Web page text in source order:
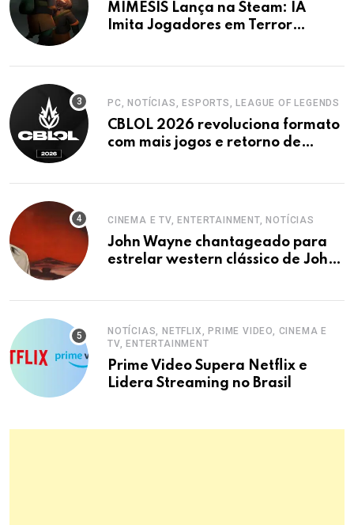
MIMESIS Lança na Steam: IA
Imita Jogadores em Terror
PC, NOTÍCIAS, ESPORTS, LEAGUE OF LEGENDS
CBLOL 2026 revoluciona formato
com mais jogos e retorno de
CINEMA E TV, ENTERTAINMENT, NOTÍCIAS
John Wayne chantageado para
estrelar western clássico de John
NOTÍCIAS, NETFLIX, PRIME VIDEO, CINEMA E
TV, ENTERTAINMENT
Prime Video Supera Netflix e
Lidera Streaming no Brasil